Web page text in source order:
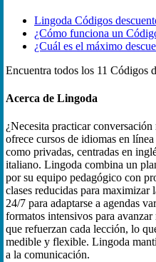
Lingoda Códigos
¿Cómo funciona un
¿Cuál es el máximo
Encuentra todos los 11 Códigos
Acerca de Lingoda
¿Necesita practicar
ofrece cursos de idiomas en
como privadas, centradas en
italiano. Lingoda combina un
por su equipo pedagógico con
clases reducidas para
24/7 para adaptarse a agendas
formatos intensivos para
que refuerzan cada lección, lo
medible y flexible. Lingoda
a la comunicación.